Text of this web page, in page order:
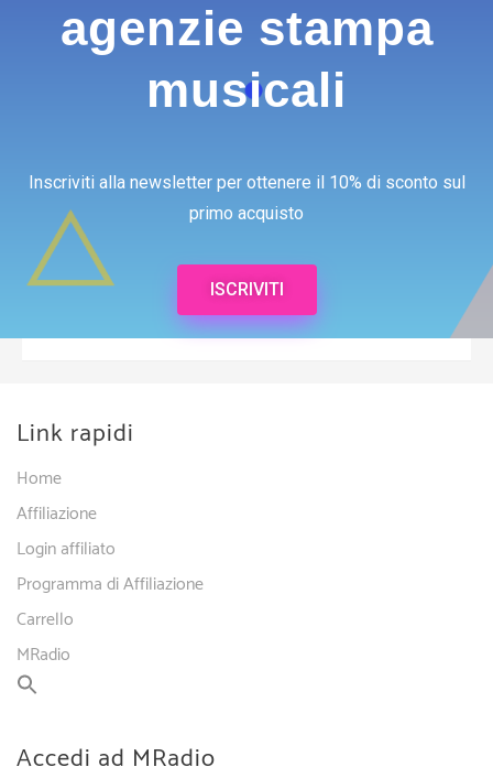
agenzie stampa
musicali
Inscriviti alla newsletter per ottenere il 10% di sconto sul
primo acquisto
ISCRIVITI
Link rapidi
Home
Affiliazione
Login affiliato
Programma di Affiliazione
Carrello
MRadio
Accedi ad MRadio